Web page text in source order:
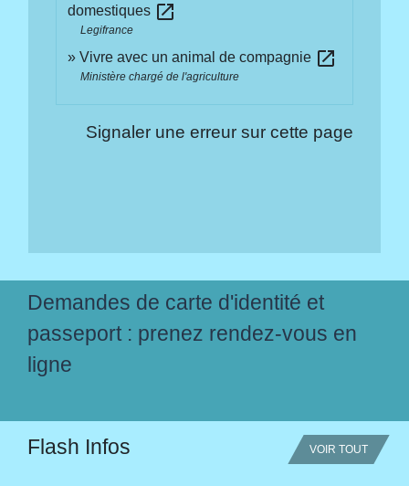
domestiques open_in_new
Legifrance
Vivre avec un animal de compagnie open_in_new
Ministère chargé de l'agriculture
Signaler une erreur sur cette page
Demandes de carte d'identité et
passeport : prenez rendez-vous en
ligne
Flash Infos VOIR TOUT